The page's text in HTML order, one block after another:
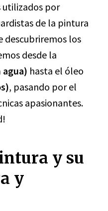
utilizados por
de la pintura
descubriremos los
desde la
hasta el óleo
, pasando por el
apasionantes.
y su
y